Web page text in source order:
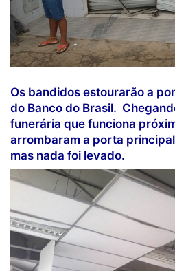
Os bandidos estourarão a
do Banco do Brasil.
funerária que funciona
arrombaram a porta
mas nada foi levado.